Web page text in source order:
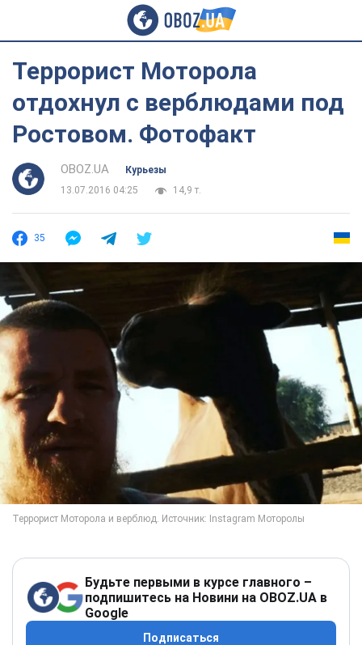
Террорист Моторола
отдохнул с верблюдами под
Ростовом. Фотофакт
OBOZ.UA
Курьезы
13.07.2016 04:25
14,9 т.
35
Будьте первыми в курсе главного –
подпишитесь на Новини на OBOZ.UA в
Google
Подписаться